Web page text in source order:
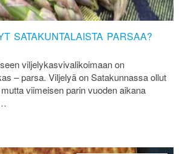
SATAKUNTALAISTA PARSAA?
viljelykasvivalikoimaan on
– parsa. Viljelyä on Satakunnassa ollut
viimeisen parin vuoden aikana